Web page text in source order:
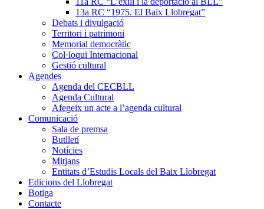
13a RC “1975. El Baix Llobregat”
Debats i divulgació
Territori i patrimoni
Memorial democràtic
Col·loqui Internacional
Gestió cultural
Agendes
Agenda del CECBLL
Agenda Cultural
Afegeix un acte a l’agenda cultural
Comunicació
Sala de premsa
Butlletí
Notícies
Mitjans
Entitats d’Estudis Locals del Baix Llobregat
Edicions del Llobregat
Botiga
Contacte